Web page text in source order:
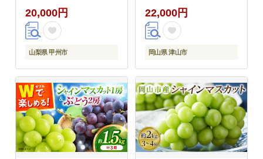
20,000円
山梨県 甲州市
22,000円
岡山県 津山市